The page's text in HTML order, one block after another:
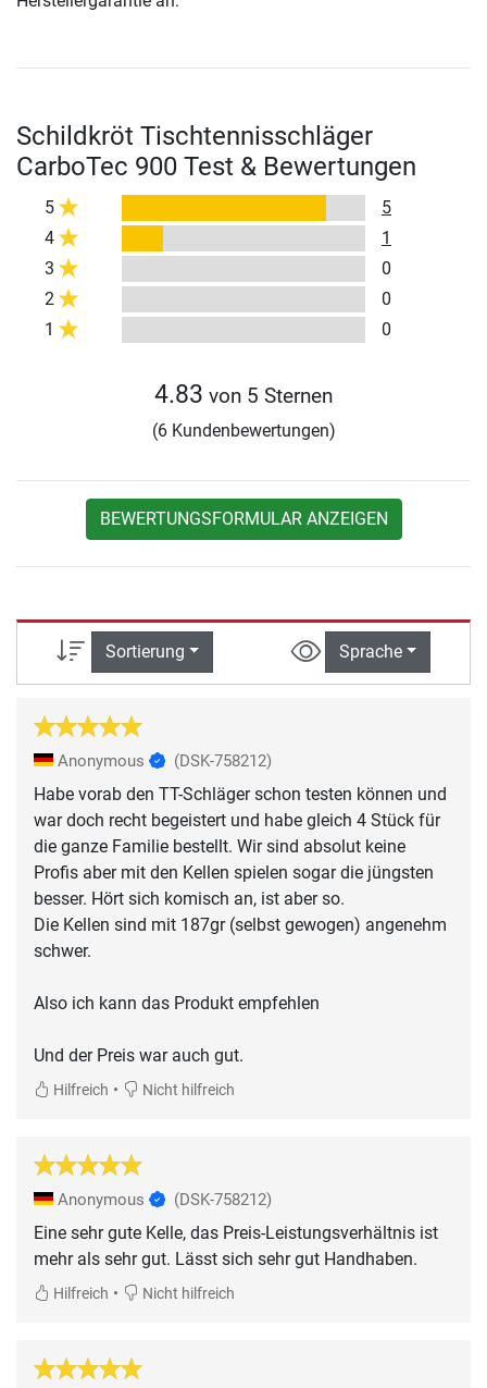
Schildkröt Tischtennisschläger
CarboTec 900 Test & Bewertungen
5
5
4
1
3
0
2
0
1
0
4.83 von 5 Sternen
(6 Kundenbewertungen)
BEWERTUNGSFORMULAR ANZEIGEN
Sortierung Sprache
Anonymous (DSK-758212)
Habe vorab den TT-Schläger schon testen können und
war doch recht begeistert und habe gleich 4 Stück für
die ganze Familie bestellt. Wir sind absolut keine
Profis aber mit den Kellen spielen sogar die jüngsten
besser. Hört sich komisch an, ist aber so.
Die Kellen sind mit 187gr (selbst gewogen) angenehm
schwer.
Also ich kann das Produkt empfehlen
Und der Preis war auch gut.
Hilfreich • Nicht hilfreich
Anonymous (DSK-758212)
Eine sehr gute Kelle, das Preis-Leistungsverhältnis ist
mehr als sehr gut. Lässt sich sehr gut Handhaben.
Hilfreich • Nicht hilfreich